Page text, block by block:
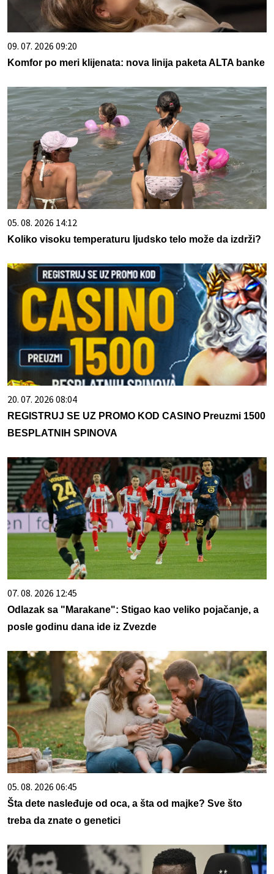
09. 07. 2026 09:20
Komfor po meri klijenata: nova linija paketa ALTA banke
05. 08. 2026 14:12
Koliko visoku temperaturu ljudsko telo može da izdrži?
20. 07. 2026 08:04
REGISTRUJ SE UZ PROMO KOD CASINO Preuzmi 1500
BESPLATNIH SPINOVA
07. 08. 2026 12:45
Odlazak sa "Marakane": Stigao kao veliko pojačanje, a
posle godinu dana ide iz Zvezde
05. 08. 2026 06:45
Šta dete nasleđuje od oca, a šta od majke? Sve što
treba da znate o genetici